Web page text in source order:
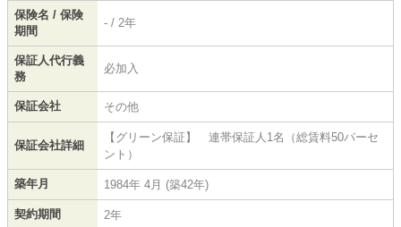
保険名 / 保険
期間
- / 2年
保証人代行義
務
必加入
保証会社 その他
保証会社詳細
【グリーン保証】 連帯保証人1名（総賃料50パーセ
ント）
築年月 1984年 4月 (築42年)
契約期間 2年